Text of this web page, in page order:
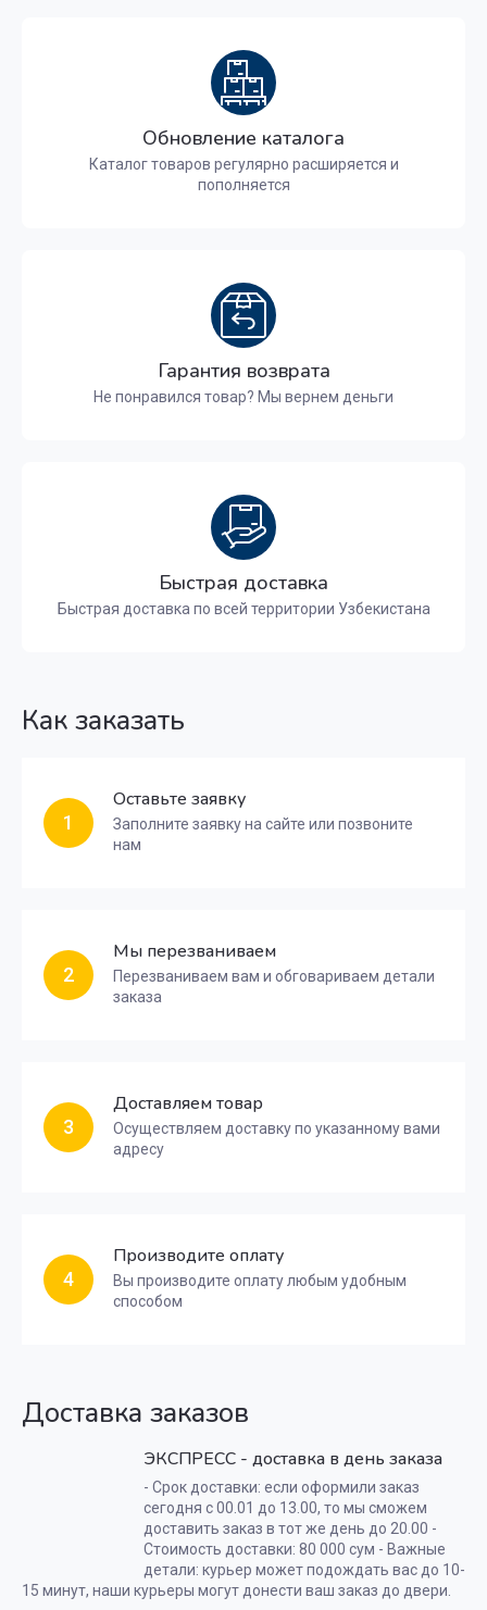
Обновление каталога
Каталог товаров регулярно расширяется и
пополняется
Гарантия возврата
Не понравился товар? Мы вернем деньги
Быстрая доставка
Быстрая доставка по всей территории Узбекистана
Как заказать
1
Оставьте заявку
Заполните заявку на сайте или позвоните
нам
2
Мы перезваниваем
Перезваниваем вам и обговариваем детали
заказа
3
Доставляем товар
Осуществляем доставку по указанному вами
адресу
4
Производите оплату
Вы производите оплату любым удобным
способом
Доставка заказов
ЭКСПРЕСС - доставка в день заказа
- Срок доставки: если оформили заказ
сегодня с 00.01 до 13.00, то мы сможем
доставить заказ в тот же день до 20.00 -
Стоимость доставки: 80 000 сум - Важные
детали: курьер может подождать вас до 10-
15 минут, наши курьеры могут донести ваш заказ до двери.